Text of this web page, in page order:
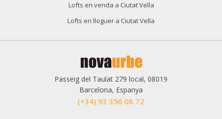
Lofts en venda a Ciutat Vella
Lofts en lloguer a Ciutat Vella
Passeig del Taulat 279 local, 08019
Barcelona, Espanya
(+34) 93 356 08 72